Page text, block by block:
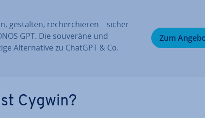
gestalten, re­cher­chie­ren – sicher
GPT. Die souveräne und
Al­ter­na­ti­ve zu ChatGPT & Co.
Zum
Cygwin?